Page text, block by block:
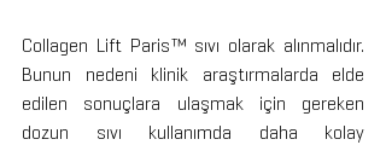
Collagen Lift Paris™ sıvı olarak alınmalıdır.
Bunun nedeni klinik araştırmalarda elde
edilen sonuçlara ulaşmak için gereken
dozun sıvı kullanımda daha kolay